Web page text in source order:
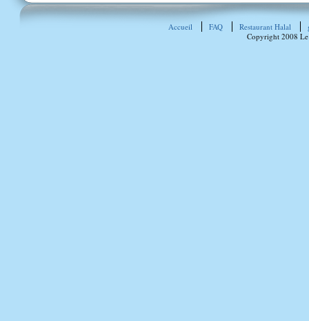
Accueil FAQ Restaurant Halal
Copyright 2008